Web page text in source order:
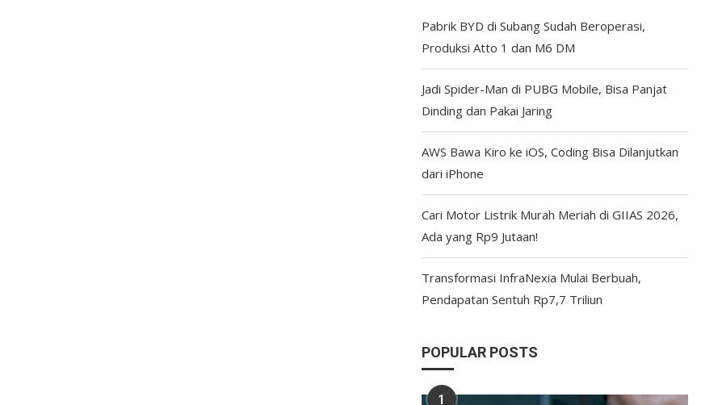
Pabrik BYD di Subang Sudah Beroperasi,
Produksi Atto 1 dan M6 DM
Jadi Spider-Man di PUBG Mobile, Bisa Panjat
Dinding dan Pakai Jaring
AWS Bawa Kiro ke iOS, Coding Bisa Dilanjutkan
dari iPhone
Cari Motor Listrik Murah Meriah di GIIAS 2026,
Ada yang Rp9 Jutaan!
Transformasi InfraNexia Mulai Berbuah,
Pendapatan Sentuh Rp7,7 Triliun
POPULAR POSTS
1